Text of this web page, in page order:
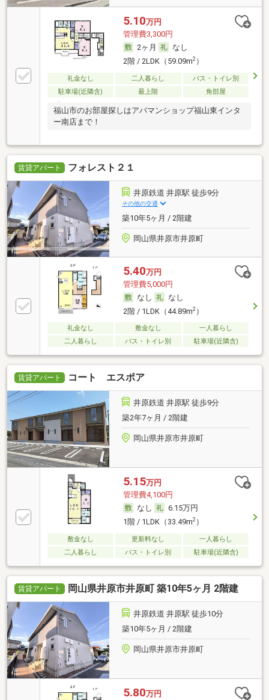
5.10万円
管理費3,300円
2ヶ月
なし
2階 / 2LDK（59.09m2）
礼金なし 二人暮らし
バス・トイレ別
駐車場(近隣含)
最上階 角部屋
福山市のお部屋探しはアパマンショップ福山東インタ
ー南店まで！
賃貸アパート フォレスト２１
井原鉄道 井原駅 徒歩9分
その他の交通
築10年5ヶ月 / 2階建
岡山県井原市井原町
5.40万円
管理費5,000円
なし
なし
2階 / 1LDK（44.89m2）
礼金なし 敷金なし
一人暮らし
二人暮らし
バス・トイレ別 駐車場(近隣含)
賃貸アパート コート エスポア
井原鉄道 井原駅 徒歩9分
築2年7ヶ月 / 2階建
岡山県井原市井原町
5.15万円
管理費4,100円
なし
6.15万円
1階 / 1LDK（33.49m2）
敷金なし 更新料なし
一人暮らし
二人暮らし
バス・トイレ別 駐車場(近隣含)
賃貸アパート 岡山県井原市井原町 築10年5ヶ月 2階建
井原鉄道 井原駅 徒歩10分
築10年5ヶ月 / 2階建
岡山県井原市井原町
5.80万円